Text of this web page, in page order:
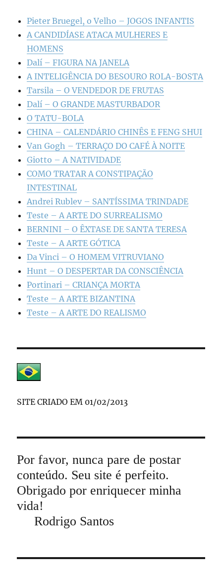
Pieter Bruegel, o Velho – JOGOS INFANTIS
A CANDIDÍASE ATACA MULHERES E
HOMENS
Dalí – FIGURA NA JANELA
A INTELIGÊNCIA DO BESOURO ROLA-BOSTA
Tarsila – O VENDEDOR DE FRUTAS
Dalí – O GRANDE MASTURBADOR
O TATU-BOLA
CHINA – CALENDÁRIO CHINÊS E FENG SHUI
Van Gogh – TERRAÇO DO CAFÉ À NOITE
Giotto – A NATIVIDADE
COMO TRATAR A CONSTIPAÇÃO
INTESTINAL
Andrei Rublev – SANTÍSSIMA TRINDADE
Teste – A ARTE DO SURREALISMO
BERNINI – O ÊXTASE DE SANTA TERESA
Teste – A ARTE GÓTICA
Da Vinci – O HOMEM VITRUVIANO
Hunt – O DESPERTAR DA CONSCIÊNCIA
Portinari – CRIANÇA MORTA
Teste – A ARTE BIZANTINA
Teste – A ARTE DO REALISMO
SITE CRIADO EM 01/02/2013
Por favor, nunca pare de postar
conteúdo. Seu site é perfeito.
Obrigado por enriquecer minha
vida!
Rodrigo Santos